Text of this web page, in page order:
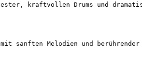
kraftvollen Drums und
sanften Melodien und